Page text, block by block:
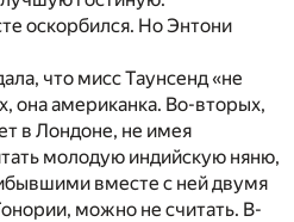
оскорбился. Но Энтони
что мисс Таунсенд «не
она американка. Во-вторых,
в Лондоне, не имея
молодую индийскую няню,
вместе с ней двумя
можно не считать. В-